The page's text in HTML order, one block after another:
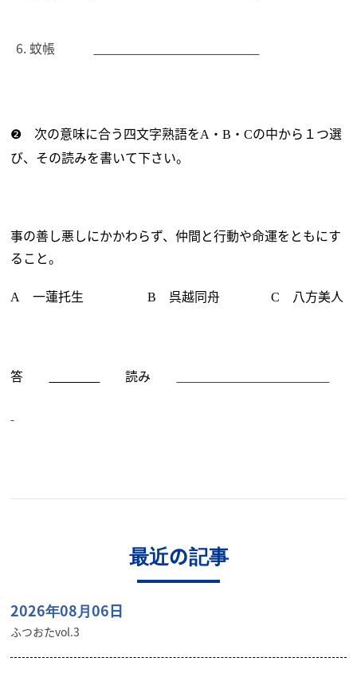
蚊帳
❷ 次の意味に合う四文字熟語をA ・B ・Cの中から１つ選
び、その読みを書いて下さい。
事の善し悪しにかかわらず、仲間と行動や命運をともにす
ること。
A 一蓮托生B 呉越同舟C 八方美人
答 読み
最近の記事
2026年08月06日
ふつおたvol.3